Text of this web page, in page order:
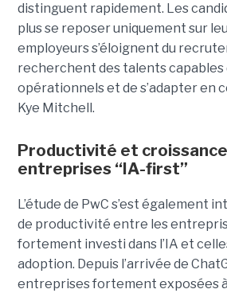
distinguent rapidement. Les
plus se reposer uniquement sur
employeurs s’éloignent du
recherchent des talents capables
opérationnels et de s’adapter en
Kye Mitchell.
Productivité et
entreprises “IA-first”
L’étude de PwC s’est également
de productivité entre les
fortement investi dans l’IA et
adoption. Depuis l’arrivée de
entreprises fortement exposées à